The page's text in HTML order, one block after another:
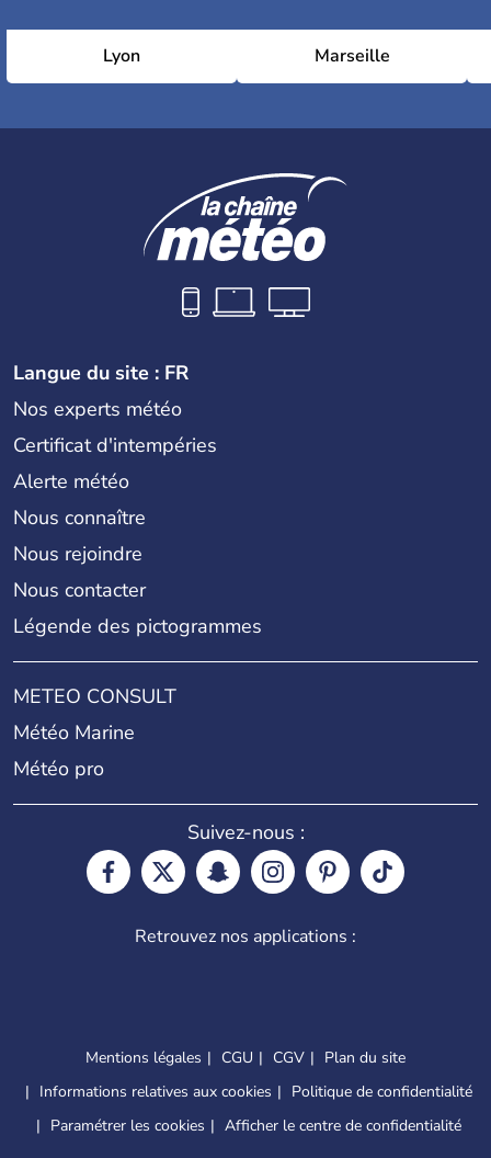
Lyon Marseille
Langue du site : FR
Nos experts météo
Certificat d'intempéries
Alerte météo
Nous connaître
Nous rejoindre
Nous contacter
Légende des pictogrammes
METEO CONSULT
Météo Marine
Météo pro
Suivez-nous :
Retrouvez nos applications :
Mentions légales CGU CGV
Plan du site
Informations relatives aux cookies
Politique de confidentialité
Paramétrer les cookies
Afficher le centre de confidentialité